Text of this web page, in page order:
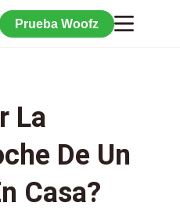
Prueba Woofz
La
De Un
Casa?